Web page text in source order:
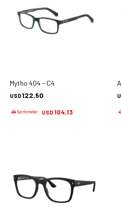
Mytho 404 - C4
USD122,50
USD 104,13